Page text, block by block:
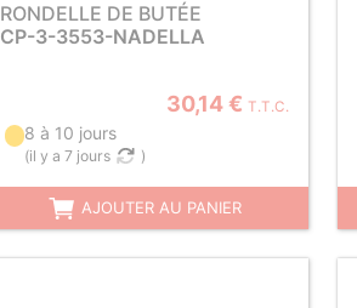
RONDELLE DE BUTÉE
CP-3-3553-NADELLA
30,14 € T.T.C.
8 à 10 jours
(il y a 7 jours )
AJOUTER AU PANIER